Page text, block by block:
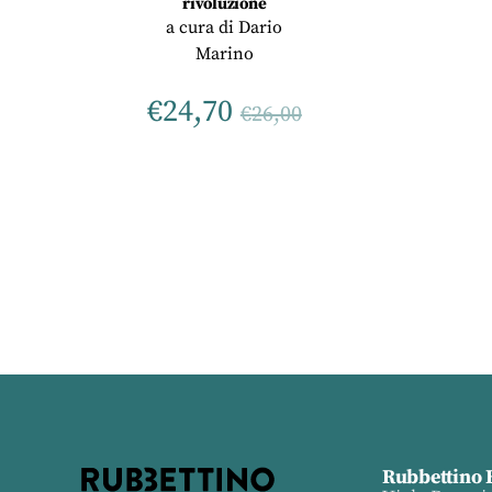
a cura diDario
Marino
€24,70 €26,00
Rubbettino